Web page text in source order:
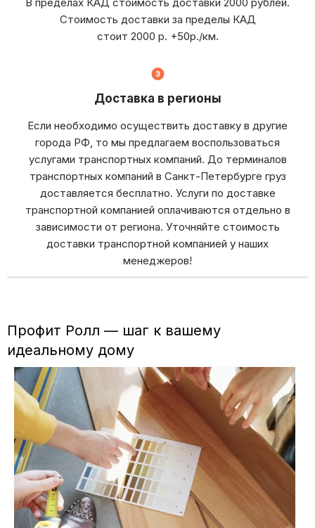
Стоимость доставки за пределы КАД
стоит 2000 р. +50р./км.
Доставка в регионы
Если необходимо осуществить доставку в другие
города РФ, то мы предлагаем воспользоваться
услугами транспортных компаний. До терминалов
транспортных компаний в Санкт-Петербурге груз
доставляется бесплатно. Услуги по доставке
транспортной компанией оплачиваются отдельно в
зависимости от региона. Уточняйте стоимость
доставки транспортной компанией у наших
менеджеров!
Профит Ролл — шаг к вашему
идеальному дому